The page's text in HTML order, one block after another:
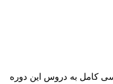
کامل به دروس این دوره